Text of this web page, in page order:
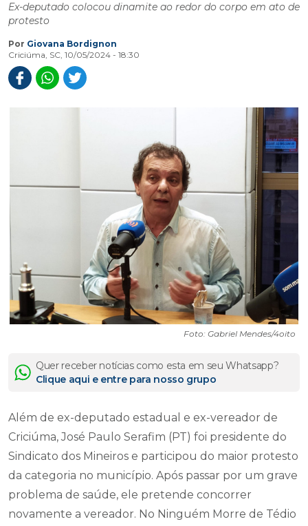
Ex-deputado colocou dinamite ao redor do corpo em ato de
protesto
Por Giovana Bordignon
Criciúma, SC, 10/05/2024 - 18:30
Foto: Gabriel Mendes/4oito
Quer receber notícias como esta em seu Whatsapp?
Clique aqui e entre para nosso grupo
Além de ex-deputado estadual e ex-vereador de
Criciúma, José Paulo Serafim (PT) foi presidente do
Sindicato dos Mineiros e participou do maior protesto
da categoria no município. Após passar por um grave
problema de saúde, ele pretende concorrer
novamente a vereador. No Ninguém Morre de Tédio